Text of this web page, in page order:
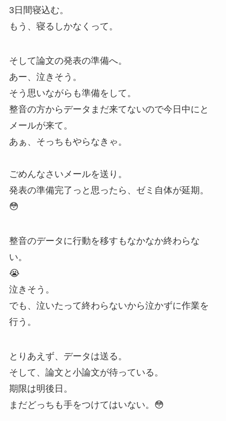
3日間寝込む。
もう、寝るしかなくって。
そして論文の発表の準備へ。
あー、泣きそう。
そう思いながらも準備をして。
整音の方からデータまだ来てないので今日中にと
メールが来て。
あぁ、そっちもやらなきゃ。
ごめんなさいメールを送り。
発表の準備完了っと思ったら、ゼミ自体が延期。
😳
整音のデータに行動を移すもなかなか終わらな
い。
😭
泣きそう。
でも、泣いたって終わらないから泣かずに作業を
行う。
とりあえず、データは送る。
そして、論文と小論文が待っている。
期限は明後日。
まだどっちも手をつけてはいない。😳